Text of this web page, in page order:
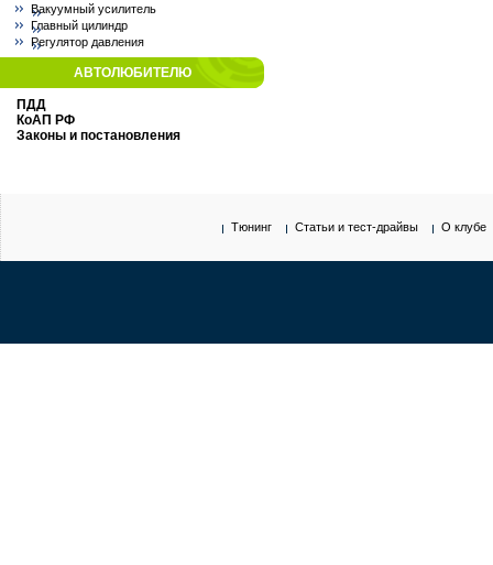
Вакуумный усилитель
Главный цилиндр
Регулятор давления
АВТОЛЮБИТЕЛЮ
ПДД
КоАП РФ
Законы и постановления
Тюнинг Статьи и тест-драйвы О клубе